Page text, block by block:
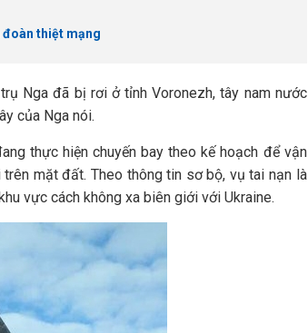
đoàn thiệt mạng
Nga đã bị rơi ở tỉnh Voronezh, tây nam nước
của Nga nói.
thực hiện chuyến bay theo kế hoạch để vận
mặt đất. Theo thông tin sơ bộ, vụ tai nạn là
vực cách không xa biên giới với Ukraine.